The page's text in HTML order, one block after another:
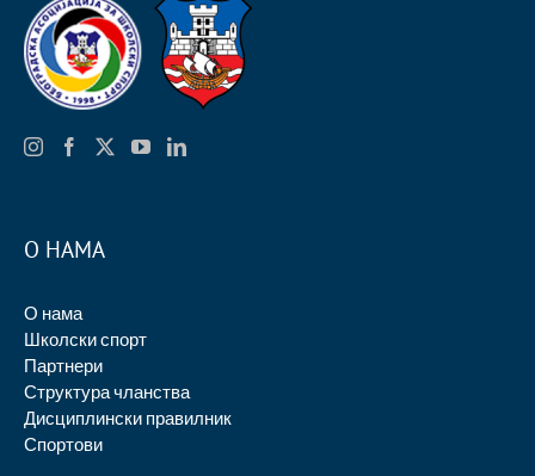
О НАМА
О нама
Школски спорт
Партнери
Структура чланства
Дисциплински правилник
Спортови